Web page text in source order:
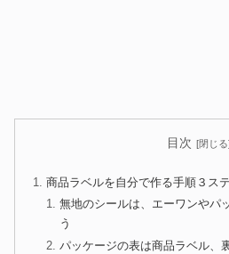
目次
商品ラベルを自分で作る手順３ス
無地のシールは、エーワンやパ
う
パッケージの表は商品ラベル、